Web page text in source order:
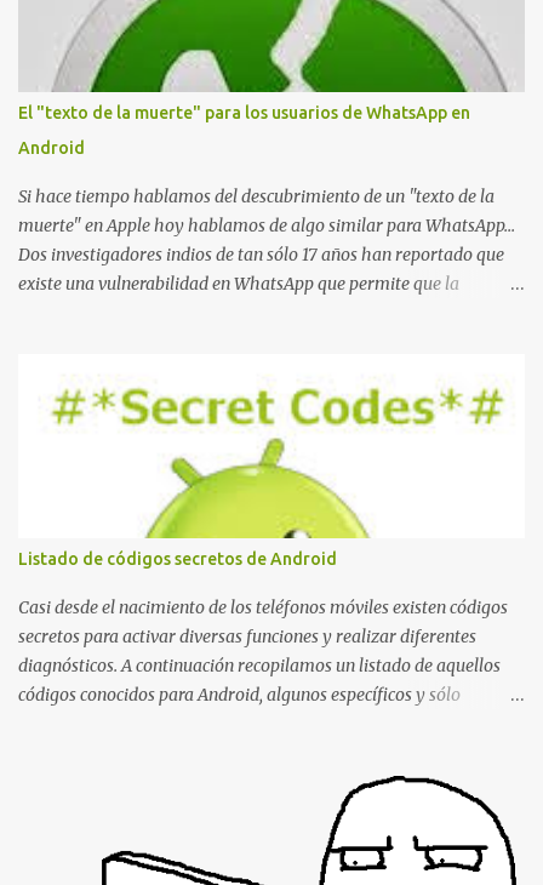
El "texto de la muerte" para los usuarios de WhatsApp en
Android
Si hace tiempo hablamos del descubrimiento de un "texto de la
muerte" en Apple hoy hablamos de algo similar para WhatsApp...
Dos investigadores indios de tan sólo 17 años han reportado que
existe una vulnerabilidad en WhatsApp que permite que la
La vulnerabilidad ha sido probada y funciona correctamente en la
mayoría de las versiones de Android y de WhatsApp incluyendo la
2.11.431 y 2.11.432. Sin embargo todavía no se ha probado en iOS y
Windows no parece ser vulnerable. Esto podría provocar que se
extienda como una pesada broma la moda de bloquear WhatsApp
a otras personas, cuyo modo de recuperar el uso de la misma sería
borrando la conversación y el historial de chat con quien
estábamos conversando. Imaginad que ocurre si este mensaje se
envía a un grupo... Fuente: Crash Your Friends' WhatsApp
Remotely with Just a Message
Listado de códigos secretos de Android
Casi desde el nacimiento de los teléfonos móviles existen códigos
secretos para activar diversas funciones y realizar diferentes
diagnósticos. A continuación recopilamos un listado de aquellos
códigos conocidos para Android, algunos específicos y sólo
IMEI del dispositivo *#*#1111#*#* : Información sobre la versión
de software FTA *#*#2222#*#* : Información sobre la v ersión
del hardware FTA *#*#1234#*#* : Información sobre la versión
de software PDA y de firmware *#*#232337#*#* : Muestra la